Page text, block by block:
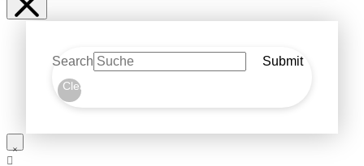
Search Submit
Clear